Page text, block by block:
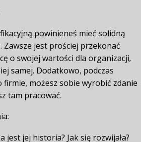
powinieneś mieć solidną
Zawsze jest prościej przekonać
o swojej wartości dla organizacji,
samej. Dodatkowo, podczas
możesz sobie wyrobić zdanie
tam pracować.
jest jej historia? Jak się rozwijała?